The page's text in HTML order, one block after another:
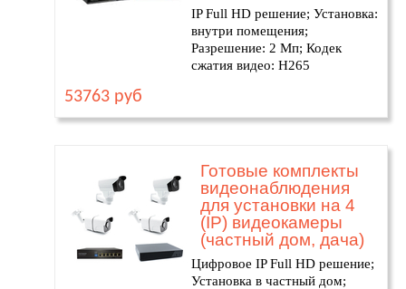
IP Full HD решение; Установка:
внутри помещения;
Разрешение: 2 Мп; Кодек
сжатия видео: H265
53763 руб
Готовые комплекты
видеонаблюдения
для установки на 4
(IP) видеокамеры
(частный дом, дача)
Цифровое IP Full HD решение;
Установка в частный дом;